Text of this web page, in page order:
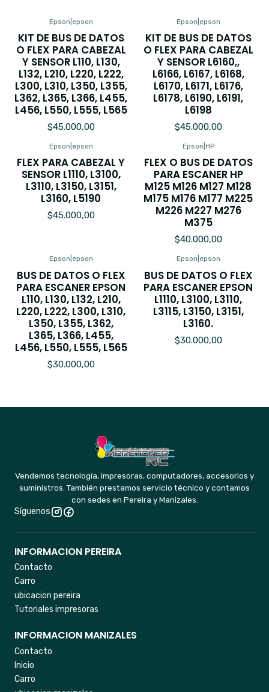
Epson epson
KIT DE BUS DE DATOS
O FLEX PARA CABEZAL
Y SENSOR L110, L130,
L132, L210, L220, L222,
L300, L310, L350, L355,
L362, L365, L366, L455,
L456, L550, L555, L565
$45.000,00
Epson epson
KIT DE BUS DE DATOS
O FLEX PARA CABEZAL
Y SENSOR L6160,,
L6166, L6167, L6168,
L6170, L6171, L6176,
L6178, L6190, L6191,
L6198
$45.000,00
Epson epson
FLEX PARA CABEZAL Y
SENSOR L1110, L3100,
L3110, L3150, L3151,
L3160, L5190
$45.000,00
Epson HP
FLEX O BUS DE DATOS
PARA ESCANER HP
M125 M126 M127 M128
M175 M176 M177 M225
M226 M227 M276
M375
$40.000,00
Epson epson
BUS DE DATOS O FLEX
PARA ESCANER EPSON
L110, L130, L132, L210,
L220, L222, L300, L310,
L350, L355, L362,
L365, L366, L455,
L456, L550, L555, L565
$30.000,00
Epson epson
BUS DE DATOS O FLEX
PARA ESCANER EPSON
L1110, L3100, L3110,
L3115, L3150, L3151,
L3160.
$30.000,00
Vendemos tecnología, impresoras, computadores, accesorios y
suministros. También prestamos servicio técnico y contamos
con sedes en Pereira y Manizales.
Síguenos
INFORMACION PEREIRA
Contacto
Carro
ubicacion pereira
Tutoriales impresoras
INFORMACION MANIZALES
Contacto
Inicio
Carro